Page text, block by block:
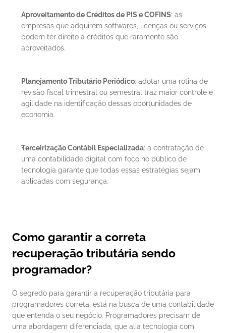
Aproveitamento de Créditos de PIS e COFINS: as
empresas que adquirem softwares, licenças ou serviços
podem ter direito a créditos que raramente são
aproveitados.
Planejamento Tributário Periódico: adotar uma rotina de
revisão fiscal trimestral ou semestral traz maior controle e
agilidade na identificação dessas oportunidades de
economia.
Terceirização Contábil Especializada: a contratação de
uma contabilidade digital com foco no público de
tecnologia garante que todas essas estratégias sejam
aplicadas com segurança.
Como garantir a correta
recuperação tributária sendo
programador?
O segredo para garantir a recuperação tributária para
programadores correta, está na busca de uma contabilidade
que entenda o seu negócio. Programadores precisam de
uma abordagem diferenciada, que alia tecnologia com